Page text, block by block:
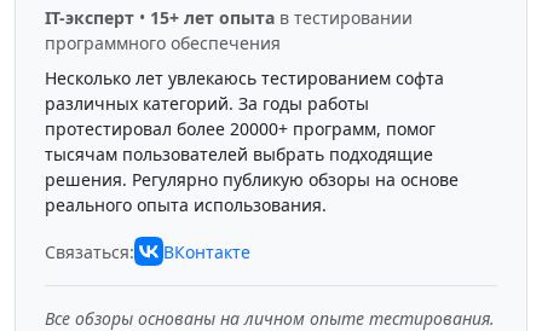
IT-эксперт • 15+ лет опыта в тестировании
программного обеспечения
Несколько лет увлекаюсь тестированием софта
различных категорий. За годы работы
протестировал более 20000+ программ, помог
тысячам пользователей выбрать подходящие
решения. Регулярно публикую обзоры на основе
реального опыта использования.
Связаться: ВКонтакте
Все обзоры основаны на личном опыте тестирования.